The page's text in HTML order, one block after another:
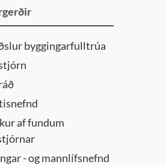
byggingarfulltrúa
af fundum
- og mannlífsnefnd